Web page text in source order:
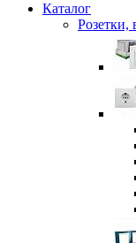
Каталог
Розетки,